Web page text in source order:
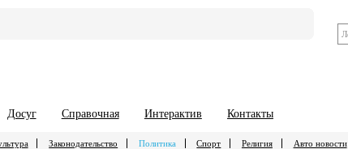
Досуг Справочная Интерактив Контакты
Законодательство Политика Спорт Религия
Авто новости